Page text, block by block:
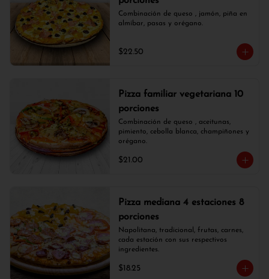
Combinación de queso , jamón, piña en
almíbar, pasas y orégano.
$22.50
Pizza familiar vegetariana 10
porciones
Combinación de queso , aceitunas,
pimiento, cebolla blanca, champiñones y
orégano.
$21.00
Pizza mediana 4 estaciones 8
porciones
Napolitana, tradicional, frutas, carnes,
cada estación con sus respectivos
ingredientes.
$18.25